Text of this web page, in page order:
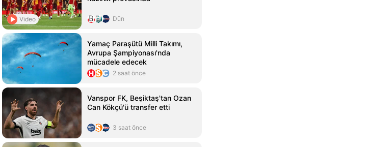
yenicaggazetesi.com.tr 5
Video Dün
Yamaç Paraşütü Milli Takımı,
Avrupa Şampiyonası'nda
mücadele edecek
2 saat önce
Vanspor FK, Beşiktaş'tan Ozan
Can Kökçü'ü transfer etti
3 saat önce